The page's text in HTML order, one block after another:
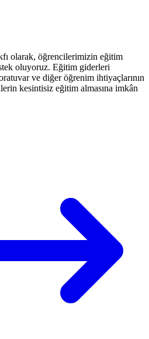
olarak, öğrencilerimizin eğitim
oluyoruz. Eğitim giderleri
ve diğer öğrenim ihtiyaçlarının
kesintisiz eğitim almasına imkân